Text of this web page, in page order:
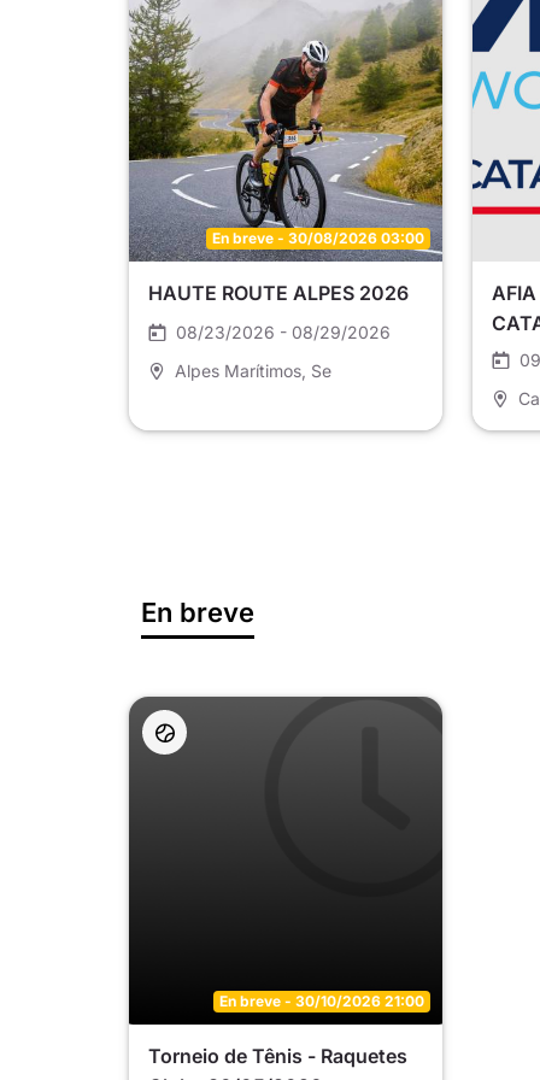
En breve - 30/08/2026 03:00
HAUTE ROUTE ALPES 2026
08/23/2026 - 08/29/2026
Alpes Marítimos , Se
AFIA
En breve
En breve - 30/10/2026 21:00
Torneio de Tênis - Raquetes